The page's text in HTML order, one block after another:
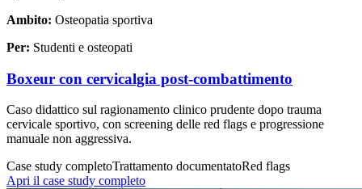
Ambito: Osteopatia sportiva
Per: Studenti e osteopati
Boxeur con cervicalgia post-combattimento
Caso didattico sul ragionamento clinico prudente dopo trauma
cervicale sportivo, con screening delle red flags e progressione
manuale non aggressiva.
Case study completoTrattamento documentatoRed flags
Apri il case study completo